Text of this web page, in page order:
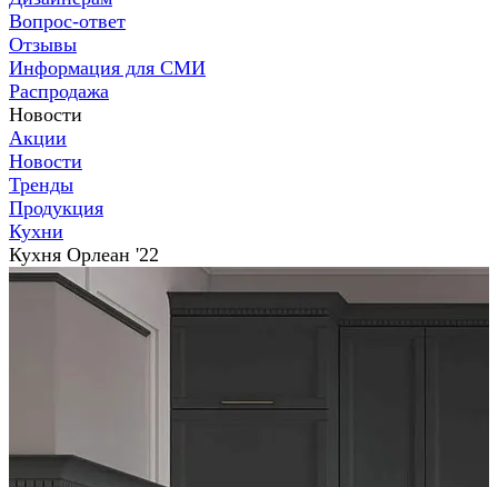
Вопрос-ответ
Отзывы
Информация для СМИ
Распродажа
Новости
Акции
Новости
Тренды
Продукция
Кухни
Кухня Орлеан '22